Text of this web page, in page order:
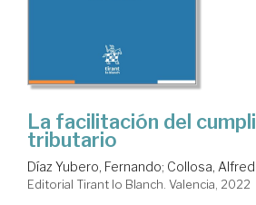
La facilitación del
tributario
Díaz Yubero, Fernando; Collosa,
Editorial Tirant lo Blanch. Valencia, 2022